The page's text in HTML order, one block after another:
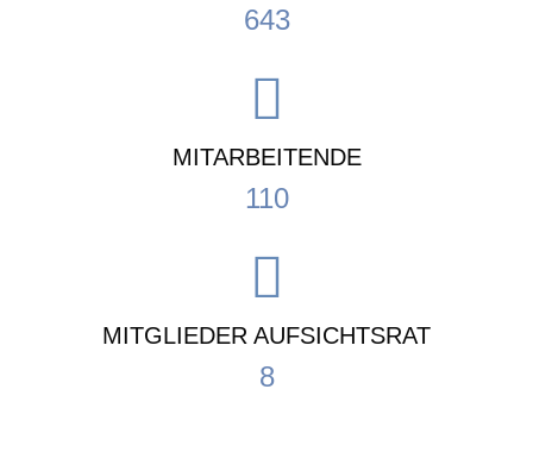
643
MITARBEITENDE
110
MITGLIEDER AUFSICHTSRAT
8